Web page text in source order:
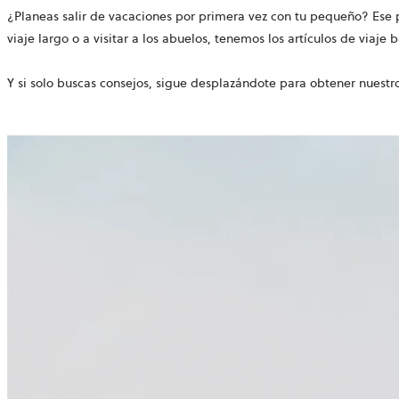
¿Planeas salir de vacaciones por primera vez con tu pequeño?
viaje largo o a visitar a los abuelos, tenemos los artículos de viaje
Y si solo buscas consejos, sigue desplazándote para obtener